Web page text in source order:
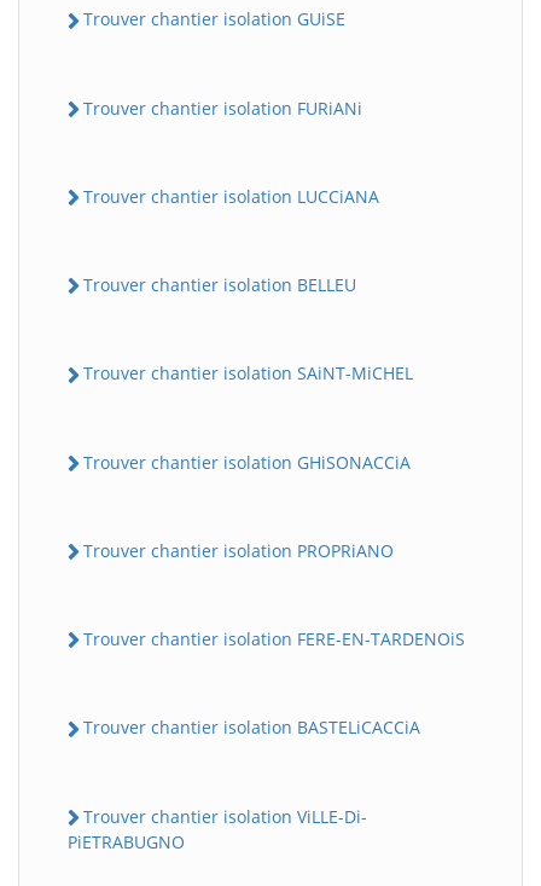
Trouver chantier isolation GUiSE
Trouver chantier isolation FURiANi
Trouver chantier isolation LUCCiANA
Trouver chantier isolation BELLEU
Trouver chantier isolation SAiNT-MiCHEL
Trouver chantier isolation GHiSONACCiA
Trouver chantier isolation PROPRiANO
Trouver chantier isolation FERE-EN-TARDENOiS
Trouver chantier isolation BASTELiCACCiA
Trouver chantier isolation ViLLE-Di-
PiETRABUGNO